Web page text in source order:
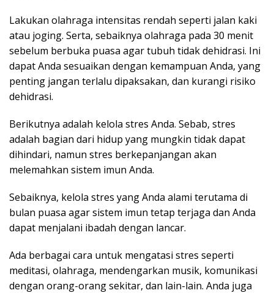
Lakukan olahraga intensitas rendah seperti jalan kaki
atau joging. Serta, sebaiknya olahraga pada 30 menit
sebelum berbuka puasa agar tubuh tidak dehidrasi. Ini
dapat Anda sesuaikan dengan kemampuan Anda, yang
penting jangan terlalu dipaksakan, dan kurangi risiko
dehidrasi.
Berikutnya adalah kelola stres Anda. Sebab, stres
adalah bagian dari hidup yang mungkin tidak dapat
dihindari, namun stres berkepanjangan akan
melemahkan sistem imun Anda.
Sebaiknya, kelola stres yang Anda alami terutama di
bulan puasa agar sistem imun tetap terjaga dan Anda
dapat menjalani ibadah dengan lancar.
Ada berbagai cara untuk mengatasi stres seperti
meditasi, olahraga, mendengarkan musik, komunikasi
dengan orang-orang sekitar, dan lain-lain. Anda juga